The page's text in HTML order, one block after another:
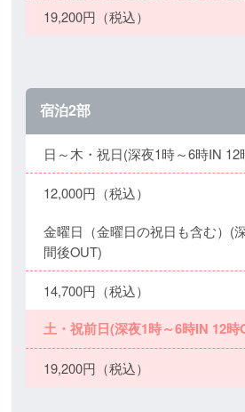
19,200円（税込）
宿泊2部
日～木・祝日(深夜1時～6時IN 12
12,000円（税込）
金曜日（金曜日の祝日も含む）(
間後OUT)
14,700円（税込）
土・祝前日(深夜1時～6時IN 12時
19,200円（税込）